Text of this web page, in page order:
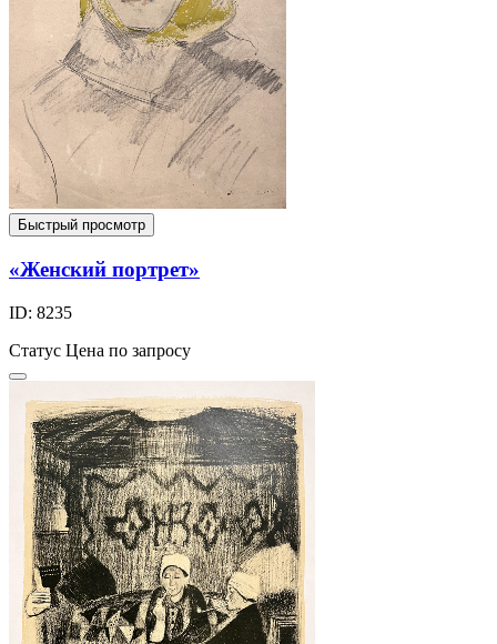
Быстрый просмотр
«Женский портрет»
ID: 8235
Статус Цена по запросу